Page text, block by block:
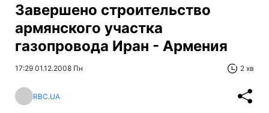
Завершено строительство
армянского участка
газопровода Иран - Армения
17:29 01.12.2008 Пн 2 хв
RBC.UA